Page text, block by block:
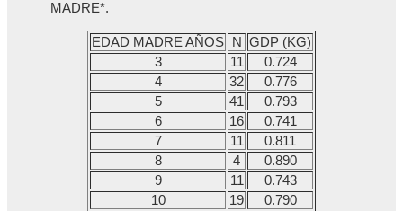
MADRE*.
EDAD MADRE AÑOS N
GDP (KG)
3
11
0.724
4
32
0.776
5
41
0.793
6
16
0.741
7
11
0.811
8
4
0.890
9
11
0.743
10
19 0.790